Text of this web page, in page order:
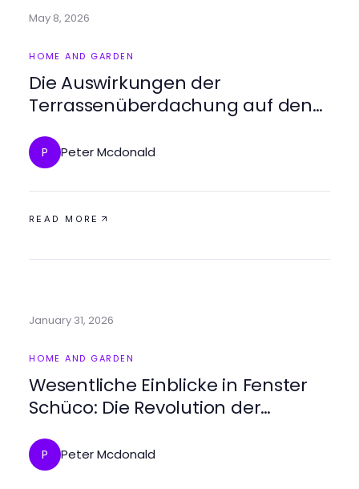
May 8, 2026
HOME AND GARDEN
Die Auswirkungen der
Terrassenüberdachung auf den
Analyse 2026
P Peter Mcdonald
READ MORE
January 31, 2026
HOME AND GARDEN
Wesentliche Einblicke in Fenster
Schüco: Die Revolution der
P Peter Mcdonald